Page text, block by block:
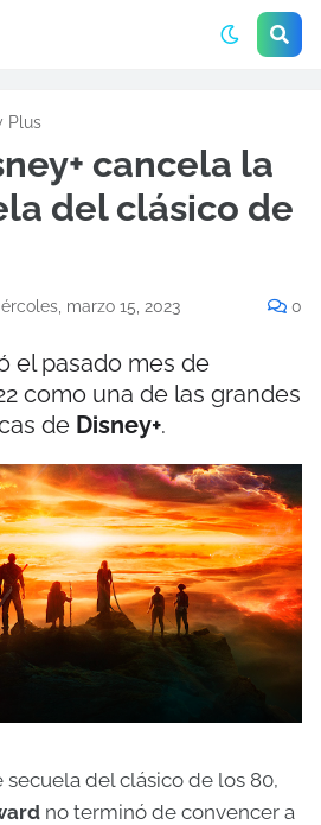
Plus
cancela la
del clásico de
marzo 15, 2023 0
el pasado mes de
como una de las grandes
de Disney+.
secuela del clásico de los 80,
no terminó de convencer a